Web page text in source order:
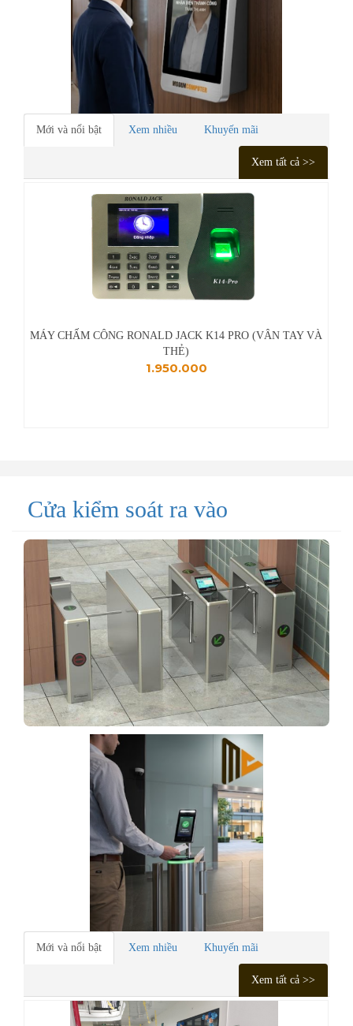
Thay pin laptop
Vệ sinh laptop, PC
Bảo trì máy tính
Mới và nổi bật Xem nhiều Khuyến mãi
Xem tất cả >>
MÁY CHẤM CÔNG, KIỂM SOÁT CỬA FACE ID DAHUA
VTO7541G
18.450.000
Cửa kiểm soát ra vào
Mới và nổi bật Xem nhiều Khuyến mãi
Xem tất cả >>